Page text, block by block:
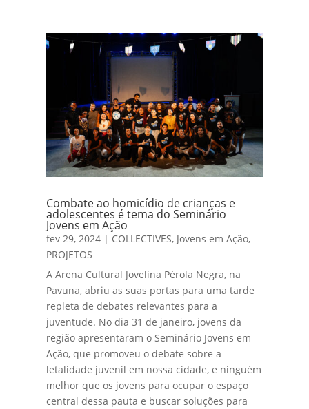
Combate ao homicídio de crianças e
adolescentes é tema do Seminário
Jovens em Ação
fev 29, 2024 | COLLECTIVES, Jovens em Ação,
PROJETOS
A Arena Cultural Jovelina Pérola Negra, na
Pavuna, abriu as suas portas para uma tarde
repleta de debates relevantes para a
juventude. No dia 31 de janeiro, jovens da
região apresentaram o Seminário Jovens em
Ação, que promoveu o debate sobre a
letalidade juvenil em nossa cidade, e ninguém
melhor que os jovens para ocupar o espaço
central dessa pauta e buscar soluções para